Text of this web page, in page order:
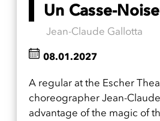
Un Casse-
Jean-Claude Gallotta
A regular at the Escher
choreographer Jean-
advantage of the magic of
08.01.2027